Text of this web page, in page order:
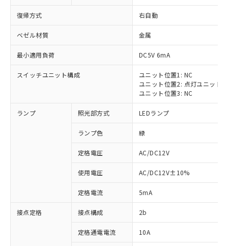
復帰方式 右自動
ベゼル材質 金属
最小適用負荷 DC5V 6mA
スイッチユニット構成
ユニット位置1: NC
ユニット位置2: 点灯ユニット
ユニット位置3: NC
ランプ 照光部方式 LEDランプ
ランプ色 緑
定格電圧 AC/DC12V
使用電圧 AC/DC12V±10%
定格電流 5mA
接点定格 接点構成 2b
定格通電電流 10A
ご利用条件
※1 対応状況
対応済み：EU RoHS指令（10物質）の
非含有に対応した製品が提供可能な商品で
す。
対応予定：EU RoHS指令（10物質）の非含
有に対応した製品に切り替える予定のある